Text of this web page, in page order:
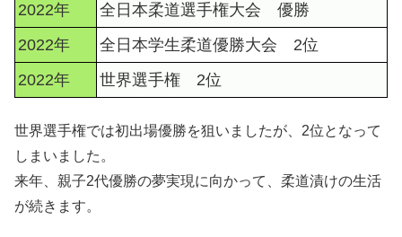
2022年
全日本柔道選手権大会 優勝
2022年
全日本学生柔道優勝大会 2位
2022年
世界選手権 2位
世界選手権では初出場優勝を狙いましたが、2位となって
しまいました。
来年、親子2代優勝の夢実現に向かって、柔道漬けの生活
が続きます。